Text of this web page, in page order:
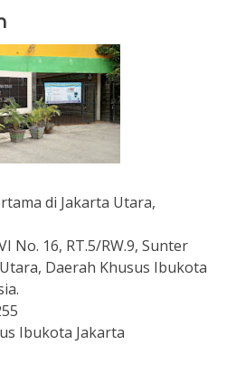
di Jakarta Utara,
No. 16, RT.5/RW.9, Sunter
Utara, Daerah Khusus Ibukota
Ibukota Jakarta